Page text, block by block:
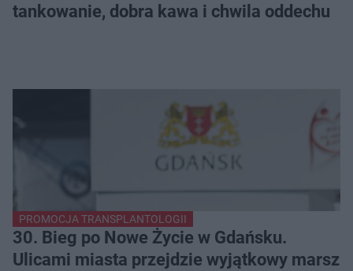
tankowanie, dobra kawa i chwila oddechu
PROMOCJA TRANSPLANTOLOGII
30. Bieg po Nowe Życie w Gdańsku.
Ulicami miasta przejdzie wyjątkowy marsz